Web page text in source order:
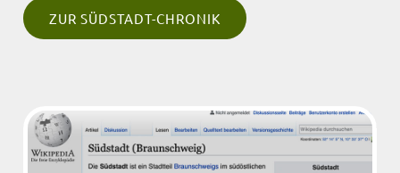
ZUR SÜDSTADT-CHRONIK